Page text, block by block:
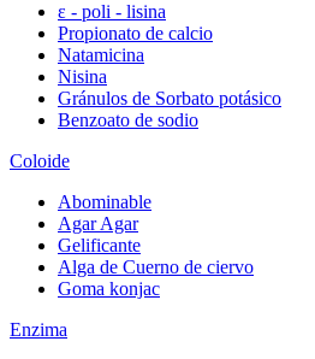
ε - poli - lisina
Propionato de calcio
Natamicina
Nisina
Gránulos de Sorbato potásico
Benzoato de sodio
Coloide
Abominable
Agar Agar
Gelificante
Alga de Cuerno de ciervo
Goma konjac
Enzima